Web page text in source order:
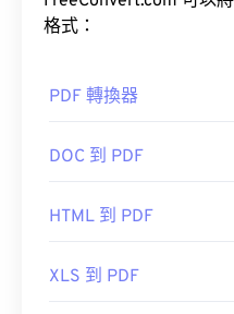
如何開啟 PDF
Acrobat Reader
。
格式：
PDF 轉換器
DOC 到 PDF
HTML 到 PDF
XLS 到 PDF